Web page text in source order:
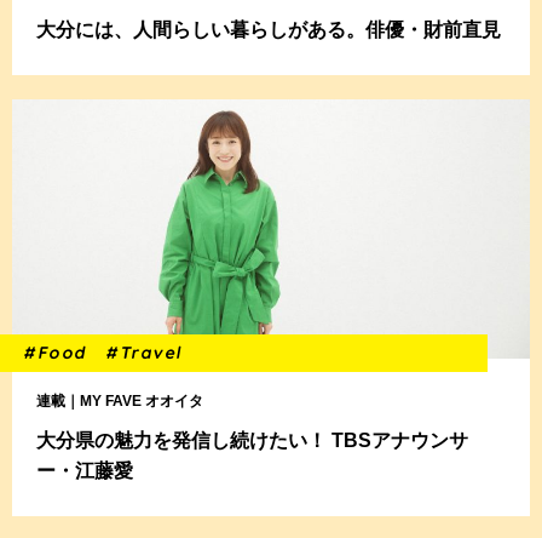
大分には、人間らしい暮らしがある。俳優・財前直見
#Food #Travel
連載｜MY FAVE オオイタ
大分県の魅力を発信し続けたい！ TBSアナウンサ
ー・江藤愛